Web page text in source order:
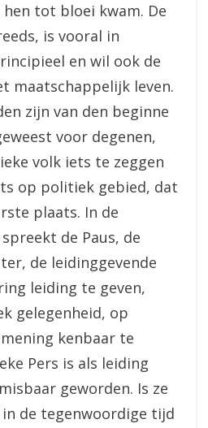
tot bloei kwam. De
is vooral in
en wil ook de
maatschappelijk leven.
zijn van den beginne
voor degenen,
volk iets te zeggen
op politiek gebied, dat
plaats. In de
de Paus, de
de leidinggevende
leiding te geven,
gelegenheid, op
kenbaar te
Pers is als leiding
geworden. Is ze
de tegenwoordige tijd